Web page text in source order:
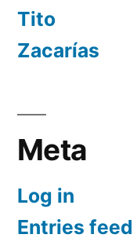
Tito
Zacarías
Meta
Log in
Entries feed